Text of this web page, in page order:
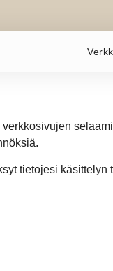
tietojesi